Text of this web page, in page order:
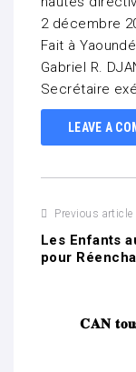
2 décembre
Fait à
Gabriel R.
Secrétaire
LEAVE A
Previous article
Les Enfants
pour
𝐂𝐀𝐍 𝐭𝐨𝐮𝐬